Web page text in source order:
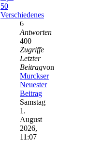
50
Verschiedenes
6
Antworten
400
Zugriffe
Letzter
Beitragvon
Murckser
Neuester
Beitrag
Samstag
1.
August
2026,
11:07